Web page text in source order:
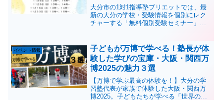
大分市の1対1指導塾ブリエットでは、最
新の大分の学校・受験情報を個別にレク
チャーする「無料個別受験セミナー」を
です。
イベント情報
子どもが万博で学べる！塾長が体
験した学びの宝庫・大阪・関西万
博2025の魅力３選
【万博で学ぶ最高の体験を！】大分の学
習塾代表が家族で体験した大阪・関西万
博2025。子どもたちが学べる「世界の国